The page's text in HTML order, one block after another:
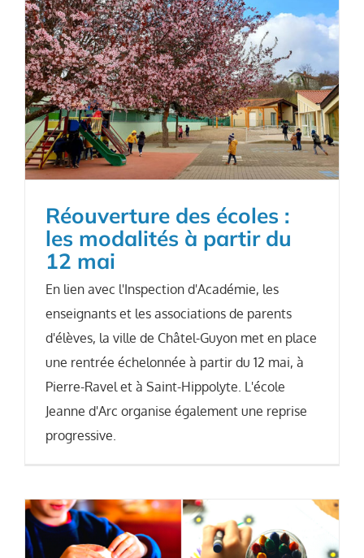
Réouverture des écoles :
les modalités à partir du
12 mai
En lien avec l'Inspection d'Académie, les
enseignants et les associations de parents
d'élèves, la ville de Châtel-Guyon met en place
une rentrée échelonnée à partir du 12 mai, à
Pierre-Ravel et à Saint-Hippolyte. L'école
Jeanne d'Arc organise également une reprise
progressive.